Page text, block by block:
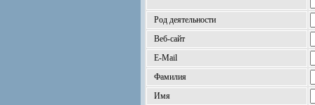
Род деятельности
Веб-сайт
E-Mail
Фамилия
Имя